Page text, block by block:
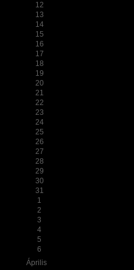
12
13
14
15
16
17
18
19
20
21
22
23
24
25
26
27
28
29
30
31
1
2
3
4
5
6
Április